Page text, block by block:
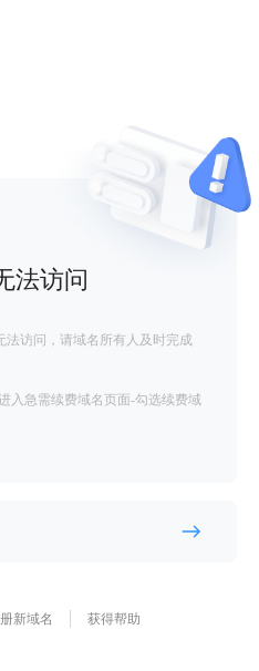
法访问
访问，请域名所有人及时完成
入急需续费域名页面-勾选续费域
新域名 获得帮助